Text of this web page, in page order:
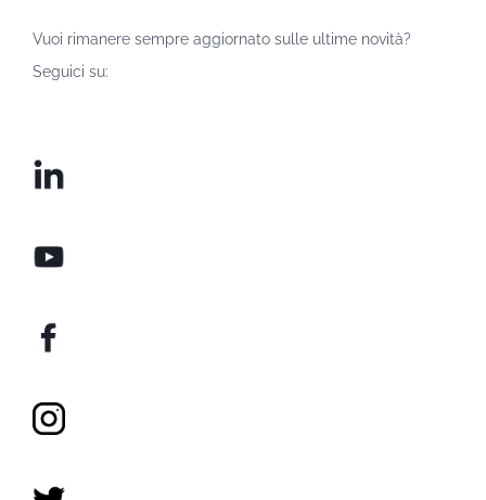
Vuoi rimanere sempre aggiornato sulle ultime novità?
Seguici su: